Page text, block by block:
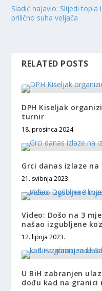
Sladić najavio: Slijedi topla i
prilično suha veljača
RELATED POSTS
DPH Kiseljak
turnir
18. prosinca 2024.
Grci danas izlaze na
21. svibnja 2023.
Video: Došo na 3
našao izgubljene
12. lipnja 2023.
U BiH zabranjen
dođu kad na granici